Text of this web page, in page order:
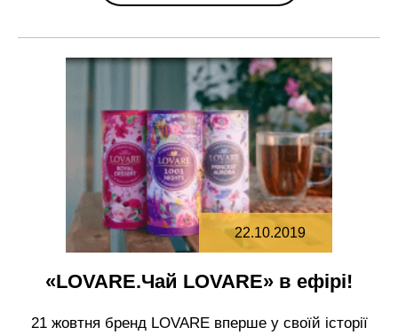
22.10.2019
«LOVARE.Чай LOVARE» в ефірі!
21 жовтня бренд LOVARE вперше у своїй історії